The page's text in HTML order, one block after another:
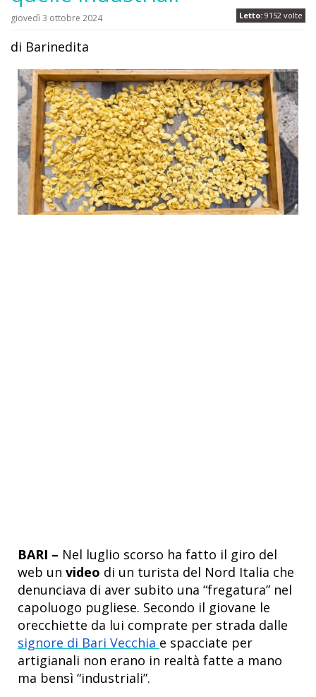
Letto: 9152 volte
giovedì 3 ottobre 2024
di Barinedita
BARI – Nel luglio scorso ha fatto il giro del
web un video di un turista del Nord Italia che
denunciava di aver subito una “fregatura” nel
capoluogo pugliese. Secondo il giovane le
orecchiette da lui comprate per strada dalle
signore di Bari Vecchia e spacciate per
artigianali non erano in realtà fatte a mano
ma bensì “industriali”.